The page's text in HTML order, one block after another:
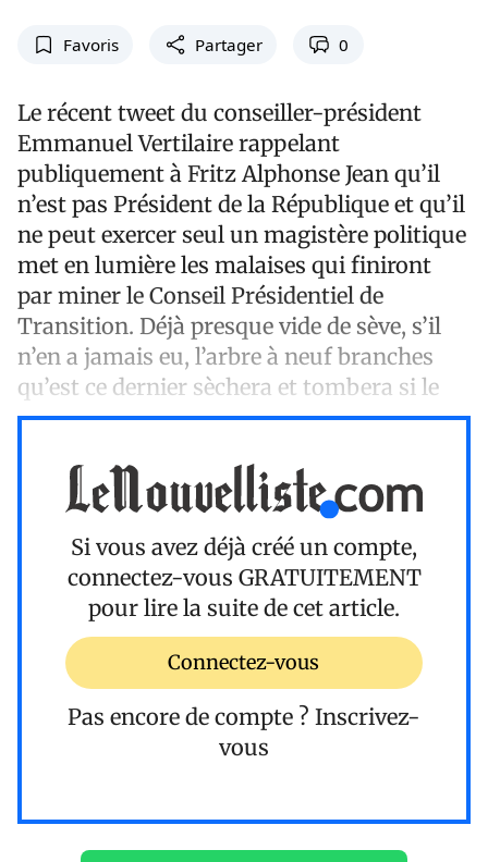
Favoris Partager 0
Le récent tweet du conseiller-président
Emmanuel Vertilaire rappelant
publiquement à Fritz Alphonse Jean qu’il
n’est pas Président de la République et qu’il
ne peut exercer seul un magistère politique
met en lumière les malaises qui finiront
par miner le Conseil Présidentiel de
Transition. Déjà presque vide de sève, s’il
n’en a jamais eu, l’arbre à neuf branches
qu’est ce dernier sèchera et tombera si le
Si vous avez déjà créé un compte,
connectez-vous GRATUITEMENT
pour lire la suite de cet article.
Connectez-vous
Pas encore de compte ? Inscrivez-
vous